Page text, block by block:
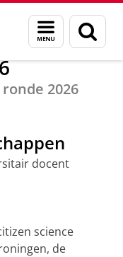
Menu
en
zoeken
2026
docent
science
de